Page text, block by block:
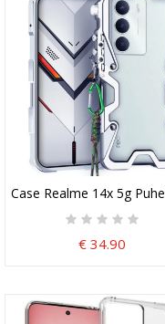
Case Realme 14x 5g
€ 34.90